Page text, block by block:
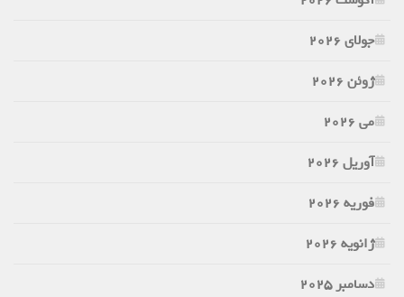
جولای 2026
ژوئن 2026
می 2026
آوریل 2026
فوریه 2026
ژانویه 2026
دسامبر 2025